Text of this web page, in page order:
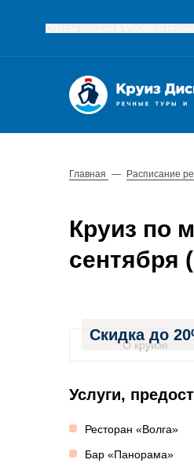
Главная — Расписание
Круиз по
сентября
Скидка до
О круизе
Услуги,
Ресторан «Волга»
Бар «Панорама»